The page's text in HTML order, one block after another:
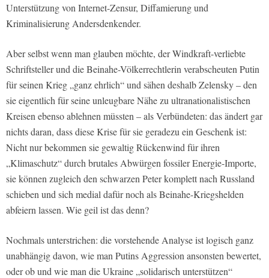
Unterstützung von Internet-Zensur, Diffamierung und
Kriminalisierung Andersdenkender.
Aber selbst wenn man glauben möchte, der Windkraft-verliebte
Schriftsteller und die Beinahe-Völkerrechtlerin verabscheuten Putin
für seinen Krieg „ganz ehrlich“ und sähen deshalb Zelensky – den
sie eigentlich für seine unleugbare Nähe zu ultranationalistischen
Kreisen ebenso ablehnen müssten – als Verbündeten: das ändert gar
nichts daran, dass diese Krise für sie geradezu ein Geschenk ist:
Nicht nur bekommen sie gewaltig Rückenwind für ihren
„Klimaschutz“ durch brutales Abwürgen fossiler Energie-Importe,
sie können zugleich den schwarzen Peter komplett nach Russland
schieben und sich medial dafür noch als Beinahe-Kriegshelden
abfeiern lassen. Wie geil ist das denn?
Nochmals unterstrichen: die vorstehende Analyse ist logisch ganz
unabhängig davon, wie man Putins Aggression ansonsten bewertet,
oder ob und wie man die Ukraine „solidarisch unterstützen“